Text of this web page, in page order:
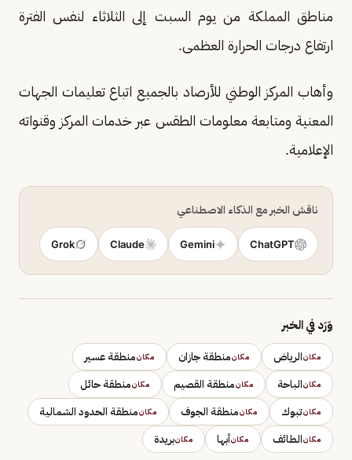
مناطق المملكة من يوم السبت إلى الثلاثاء لنفس الفترة
ارتفاع درجات الحرارة العظمى.
وأهاب المركز الوطني للأرصاد بالجميع اتباع تعليمات الجهات
المعنية ومتابعة معلومات الطقس عبر خدمات المركز وقنواته
الإعلامية.
ناقش الخبر مع الذكاء الاصطناعي
ChatGPT
Gemini
Claude
Grok
وَرَد في الخبر
مكانالرياض مكانمنطقة جازان مكانمنطقة عسير
مكانالباحة مكانمنطقة القصيم مكانمنطقة حائل
مكانتبوك مكانمنطقة الجوف مكانمنطقة الحدود الشمالية
مكانالطائف مكانأبها مكانبريدة